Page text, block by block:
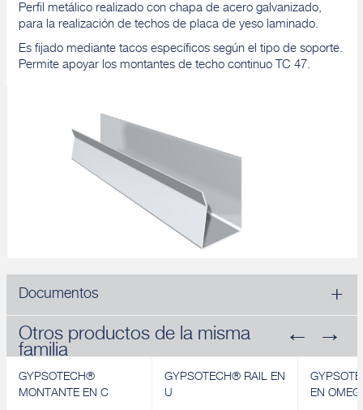
Perfil metálico realizado con chapa de acero galvanizado,
para la realización de techos de placa de yeso laminado.
Es fijado mediante tacos específicos según el tipo de soporte.
Permite apoyar los montantes de techo continuo TC 47.
Documentos
Otros productos de la misma
familia
GYPSOTECH®
MONTANTE EN C
GYPSOTECH® RAIL EN
U
EN